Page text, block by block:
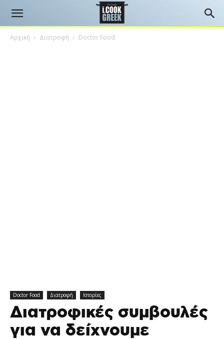
Αρχική Διατροφή Doctor Food
Doctor Food Διατροφή Ιστορίες
Διατροφικές συμβουλές
για να δείχνουμε